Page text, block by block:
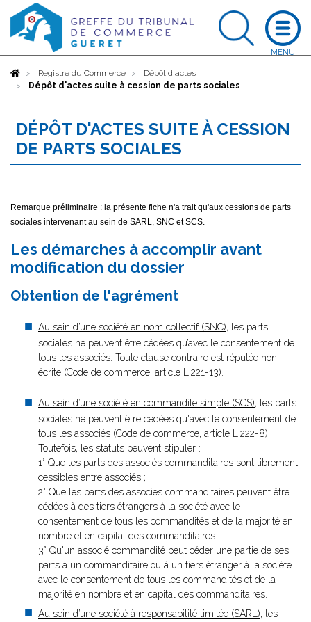
AccueilRegistre du Commerce
Dépôt d'actes
Dépôt d'actes suite à cession de parts sociales
DÉPÔT D'ACTES SUITE À CESSION
DE PARTS SOCIALES
Remarque préliminaire : la présente fiche n'a trait qu'aux cessions de parts
sociales intervenant au sein de SARL, SNC et SCS.
Les démarches à accomplir avant
modification du dossier
Obtention de l'agrément
Au sein d’une société en nom collectif (SNC), les parts
sociales ne peuvent être cédées qu’avec le consentement de
tous les associés. Toute clause contraire est réputée non
écrite (Code de commerce, article L.221-13).
Au sein d’une société en commandite simple (SCS), les parts
sociales ne peuvent être cédées qu'avec le consentement de
tous les associés (Code de commerce, article L.222-8).
Toutefois, les statuts peuvent stipuler :
1° Que les parts des associés commanditaires sont librement
cessibles entre associés ;
2° Que les parts des associés commanditaires peuvent être
cédées à des tiers étrangers à la société avec le
consentement de tous les commandités et de la majorité en
nombre et en capital des commanditaires ;
3° Qu'un associé commandité peut céder une partie de ses
parts à un commanditaire ou à un tiers étranger à la société
avec le consentement de tous les commandités et de la
majorité en nombre et en capital des commanditaires.
Au sein d’une société à responsabilité limitée (SARL), les